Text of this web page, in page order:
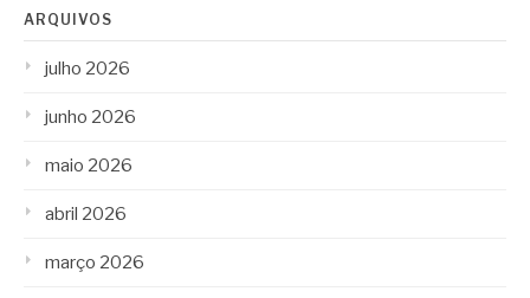
ARQUIVOS
julho 2026
junho 2026
maio 2026
abril 2026
março 2026